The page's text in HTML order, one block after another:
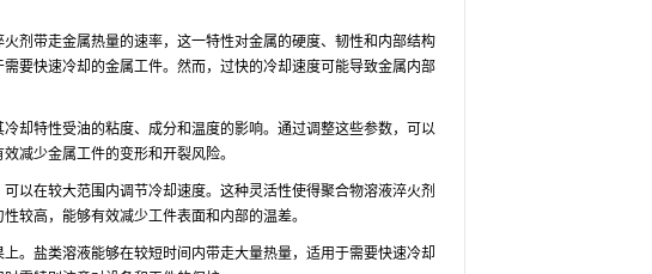
剂带走金属热量的速率，这一特性对金属的硬度、韧性和内部结构
要快速冷却的金属工件。然而，过快的冷却速度可能导致金属内部
却特性受油的粘度、成分和温度的影响。通过调整这些参数，可以
减少金属工件的变形和开裂风险。
以在较大范围内调节冷却速度。这种灵活性使得聚合物溶液淬火剂
较高，能够有效减少工件表面和内部的温差。
。盐类溶液能够在较短时间内带走大量热量，适用于需要快速冷却